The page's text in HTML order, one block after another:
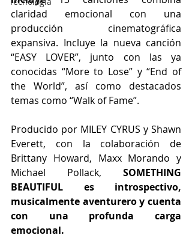
claridad emocional con una
producción cinematográfica
expansiva. Incluye la nueva canción
“EASY LOVER”, junto con las ya
conocidas “More to Lose” y “End of
the World”, así como destacados
temas como “Walk of Fame”.
Producido por MILEY CYRUS y Shawn
Everett, con la colaboración de
Brittany Howard, Maxx Morando y
Michael Pollack, SOMETHING
BEAUTIFUL es introspectivo,
musicalmente aventurero y cuenta
con una profunda carga
emocional.